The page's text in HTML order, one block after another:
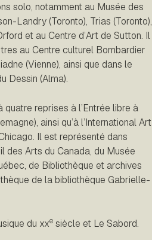
solo, notamment au Musée des
Landry (Toronto), Trias (Toronto),
et au Centre d’Art de Sutton. Il
au Centre culturel Bombardier
(Vienne), ainsi que dans le
Dessin (Alma).
reprises à l’Entrée libre à
ainsi qu’à l’International Art
Il est représenté dans
des Arts du Canada, du Musée
de Bibliothèque et archives
de la bibliothèque Gabrielle-
du xxe siècle et Le Sabord.